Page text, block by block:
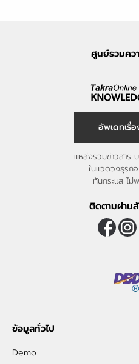
ศูนย์รวมคว
อัพเดทเรื่
แหล่งรวมข่าวสาร
ในแวดวงธุรกิ
ทันกระแส ไม่
ติดตามผ่าน
ข้อมูลทั่วไป
Demo